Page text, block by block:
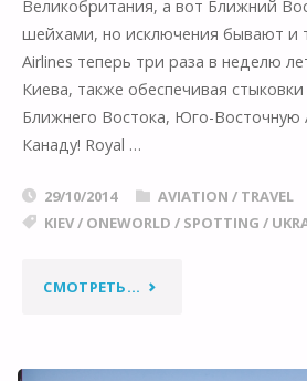
Великобритания, а вот Ближний
шейхами, но исключения бывают и
Airlines теперь три раза в неделю
Киева, также обеспечивая
Ближнего Востока, Юго-
Канаду! Royal …
29/10/2014 AVIATION / TRAVEL
KIEV/ ONEWORLD / SPOTTING /
СМОТРЕТЬ... "КОРОЛЕВСКИЕ